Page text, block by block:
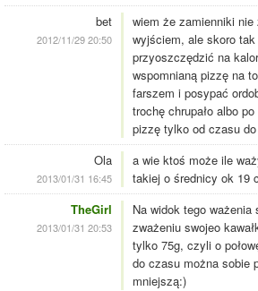
bet
2012/11/29 20:50
wiem że zamienniki
wyjściem, ale skoro
przyoszczędzić na
wspomnianą pizzę na
farszem i posypać
trochę chrupało albo
pizzę tylko od czasu
Ola
2013/01/31 16:45
a wie ktoś może ile
takiej o średnicy ok 19
TheGirl
2013/01/31 20:53
Na widok tego ważenia
zważeniu swojeo
tylko 75g, czyli o
do czasu można sobie
mniejszą:)